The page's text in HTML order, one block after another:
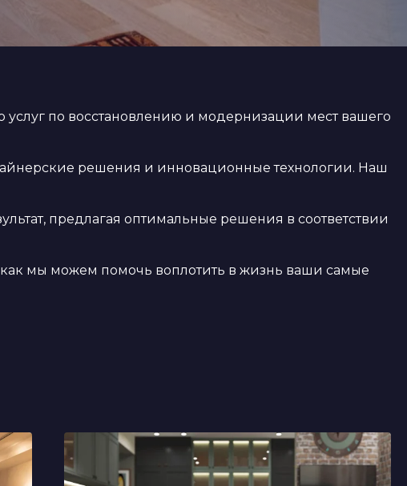
по восстановлению и модернизации мест вашего
решения и инновационные технологии. Наш
предлагая оптимальные решения в соответствии
мы можем помочь воплотить в жизнь ваши самые